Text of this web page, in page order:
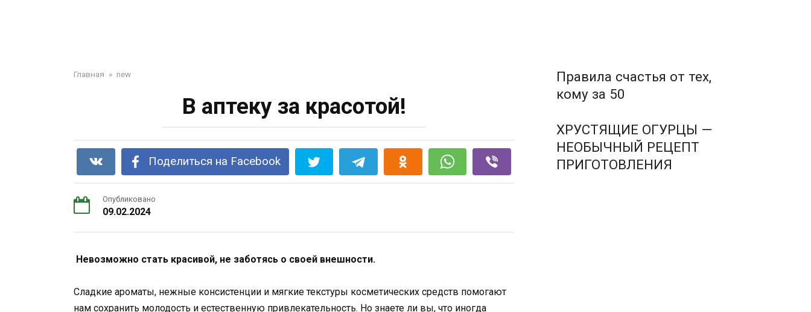
Главная » new
В аптеку за красотой!
Поделиться на Facebook
Опубликовано
09.02.2024
Невозможно стать красивой, не заботясь о своей внешности.
Сладкие ароматы, нежные консистенции и мягкие текстуры косметических средств помогают
нам сохранить молодость и естественную привлекательность. Но знаете ли вы, что иногда
Правила счастья от тех,
кому за 50
ХРУСТЯЩИЕ ОГУРЦЫ —
НЕОБЫЧНЫЙ РЕЦЕПТ
ПРИГОТОВЛЕНИЯ